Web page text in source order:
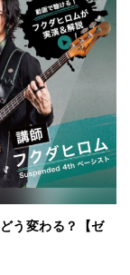
う変わる？【ゼ